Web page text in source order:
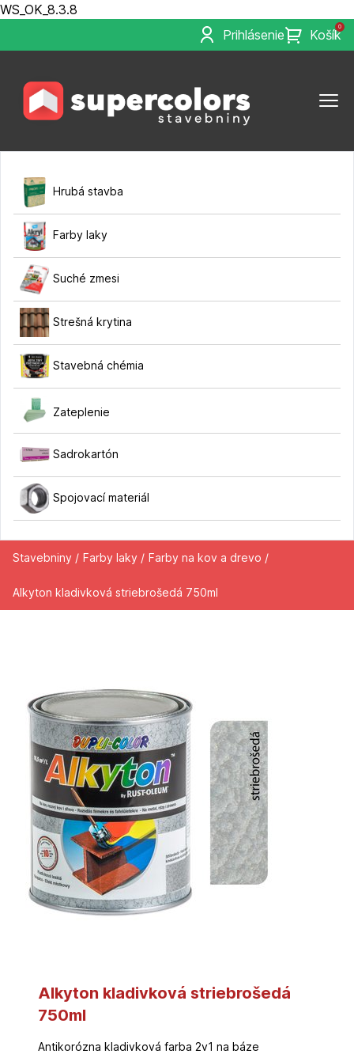
WS_OK_8.3.8
Prihlásenie
0
Košík
Hrubá stavba
Farby laky
Suché zmesi
Strešná krytina
Stavebná chémia
Zateplenie
Sadrokartón
Spojovací materiál
Stavebniny / Farby laky / Farby na kov a drevo /
Alkyton kladivková striebrošedá 750ml
Alkyton kladivková striebrošedá
750ml
Antikorózna kladivková farba 2v1 na báze